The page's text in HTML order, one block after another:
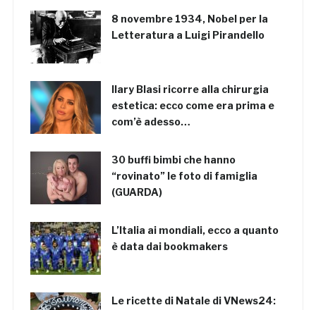
8 novembre 1934, Nobel per la
Letteratura a Luigi Pirandello
Ilary Blasi ricorre alla chirurgia
estetica: ecco come era prima e
com’è adesso…
30 buffi bimbi che hanno
“rovinato” le foto di famiglia
(GUARDA)
L’Italia ai mondiali, ecco a quanto
è data dai bookmakers
Le ricette di Natale di VNews24: